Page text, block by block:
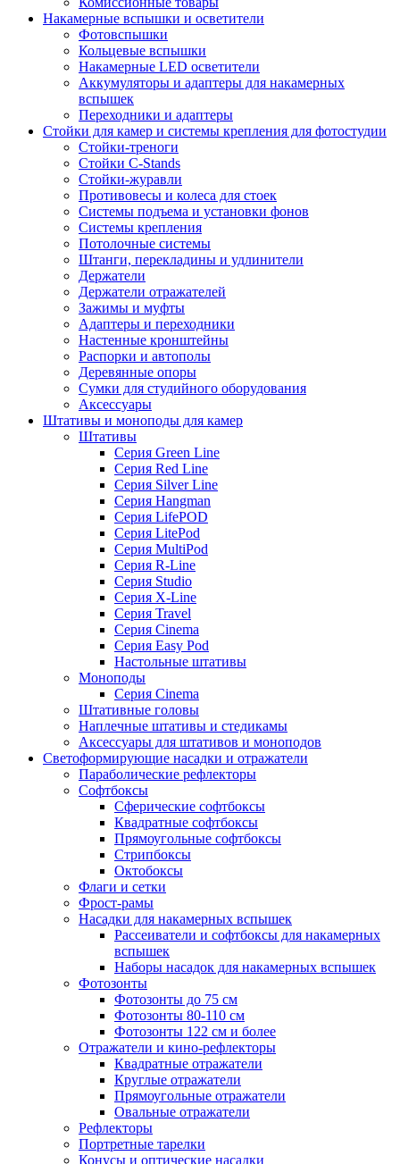
Накамерные вспышки и осветители
Фотовспышки
Кольцевые вспышки
Накамерные LED осветители
Аккумуляторы и адаптеры для накамерных
вспышек
Переходники и адаптеры
Стойки для камер и системы крепления для фотостудии
Стойки-треноги
Стойки C-Stands
Стойки-журавли
Противовесы и колеса для стоек
Системы подъема и установки фонов
Системы крепления
Потолочные системы
Штанги, перекладины и удлинители
Держатели
Держатели отражателей
Зажимы и муфты
Адаптеры и переходники
Настенные кронштейны
Распорки и автополы
Деревянные опоры
Сумки для студийного оборудования
Аксессуары
Штативы и моноподы для камер
Штативы
Серия Green Line
Серия Red Line
Серия Silver Line
Серия Hangman
Серия LifePOD
Серия LitePod
Серия MultiPod
Серия R-Line
Серия Studio
Серия X-Line
Серия Travel
Серия Cinema
Серия Easy Pod
Настольные штативы
Моноподы
Серия Cinema
Штативные головы
Наплечные штативы и стедикамы
Аксессуары для штативов и моноподов
Светоформирующие насадки и отражатели
Параболические рефлекторы
Софтбоксы
Сферические софтбоксы
Квадратные софтбоксы
Прямоугольные софтбоксы
Стрипбоксы
Октобоксы
Флаги и сетки
Фрост-рамы
Насадки для накамерных вспышек
Рассеиватели и софтбоксы для накамерных
вспышек
Наборы насадок для накамерных вспышек
Фотозонты
Фотозонты до 75 см
Фотозонты 80-110 см
Фотозонты 122 см и более
Отражатели и кино-рефлекторы
Квадратные отражатели
Круглые отражатели
Прямоугольные отражатели
Овальные отражатели
Рефлекторы
Портретные тарелки
Конусы и оптические насадки